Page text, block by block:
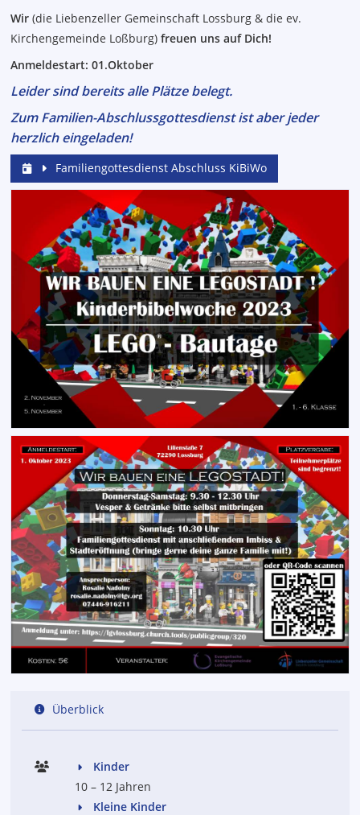
Wir (die Liebenzeller Gemeinschaft Lossburg & die ev.
Kirchengemeinde Loßburg)freuen uns auf Dich!
Anmeldestart: 01.Oktober
Leider sind bereits alle Plätze belegt.
Zum Familien-Abschlussgottesdienst ist aber jeder
herzlich eingeladen!
Familiengottesdienst Abschluss KiBiWo
Überblick
Kinder
10 – 12 Jahren
Kleine Kinder